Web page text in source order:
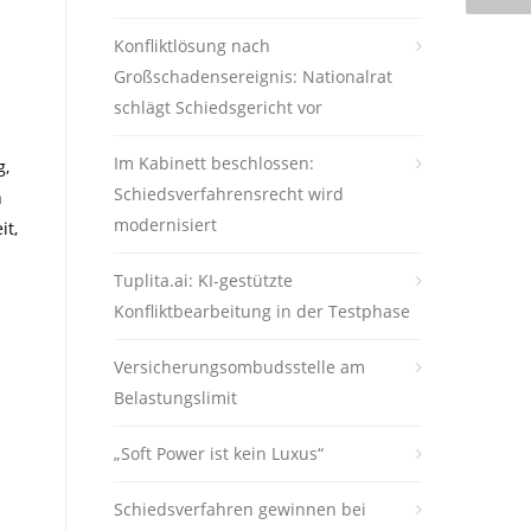
Konfliktlösung nach
Großschadensereignis: Nationalrat
schlägt Schiedsgericht vor
Im Kabinett beschlossen:
Schiedsverfahrensrecht wird
modernisiert
Tuplita.ai: KI-gestützte
Konfliktbearbeitung in der Testphase
Versicherungsombudsstelle am
Belastungslimit
„Soft Power ist kein Luxus“
Schiedsverfahren gewinnen bei